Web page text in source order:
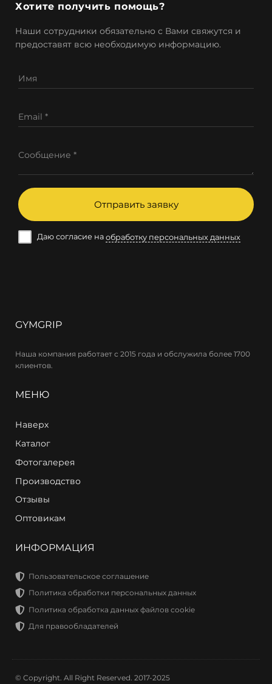
Хотите получить помощь?
Наши сотрудники обязательно с Вами свяжутся и
предоставят всю необходимую информацию.
Имя
Email *
Сообщение *
Отправить заявку
Даю согласие на обработку персональных данных
GYMGRIP
Наша компания работает с 2015 года и обслужила более 1700
клиентов.
МЕНЮ
Наверх
Каталог
Фотогалерея
Производство
Отзывы
Оптовикам
ИНФОРМАЦИЯ
Пользовательское соглашение
Политика обработки персональных данных
Политика обработка данных файлов cookie
Для правообладателей
© Copyright. All Right Reserved. 2017-2025